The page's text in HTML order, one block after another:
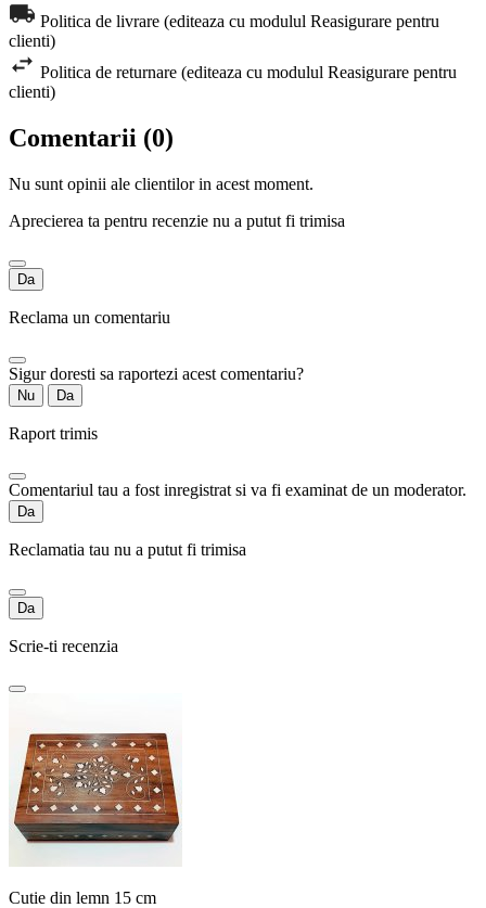
Politica de livrare (editeaza cu modulul Reasigurare pentru
clienti)
Politica de returnare (editeaza cu modulul Reasigurare pentru
clienti)
Comentarii (0)
Nu sunt opinii ale clientilor in acest moment.
Aprecierea ta pentru recenzie nu a putut fi trimisa
Da
Reclama un comentariu
Sigur doresti sa raportezi acest comentariu?
Nu Da
Raport trimis
Comentariul tau a fost inregistrat si va fi examinat de un moderator.
Da
Reclamatia tau nu a putut fi trimisa
Da
Scrie-ti recenzia
Cutie din lemn 15 cm